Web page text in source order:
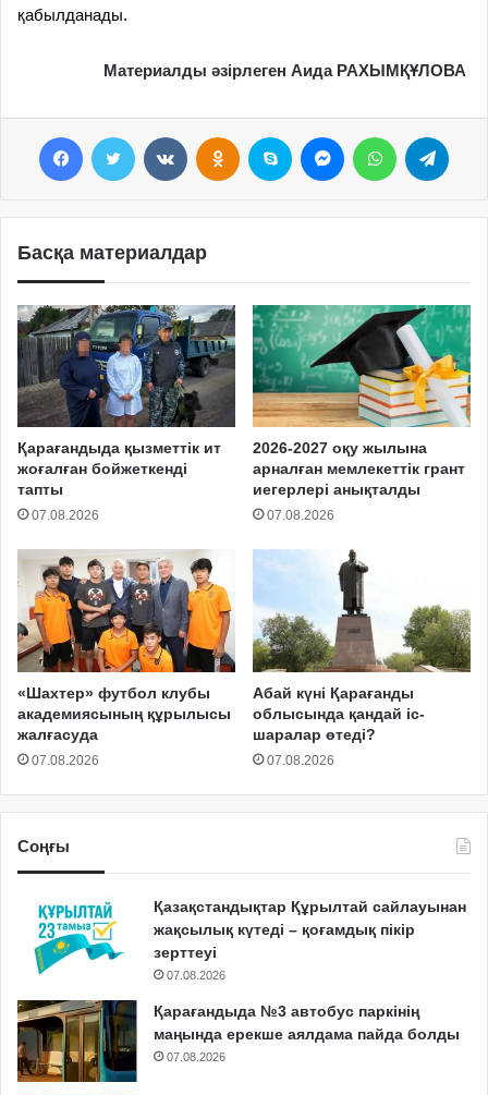
қабылданады.
Материалды әзірлеген Аида РАХЫМҚҰЛОВА
Басқа материалдар
Қарағандыда қызметтік ит
жоғалған бойжеткенді
тапты
07.08.2026
2026-2027 оқу жылына
арналған мемлекеттік грант
иегерлері анықталды
07.08.2026
«Шахтер» футбол клубы
академиясының құрылысы
жалғасуда
07.08.2026
Абай күні Қарағанды
облысында қандай іс-
шаралар өтеді?
07.08.2026
Соңғы
Қазақстандықтар Құрылтай сайлауынан
жақсылық күтеді – қоғамдық пікір
зерттеуі
07.08.2026
Қарағандыда №3 автобус паркінің
маңында ерекше аялдама пайда болды
07.08.2026